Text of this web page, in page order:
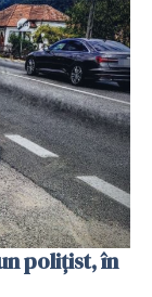
polițist, în